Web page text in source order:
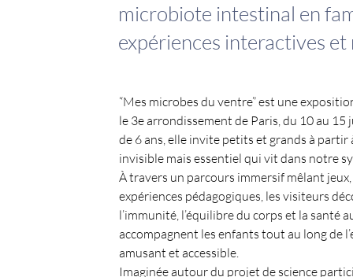
microbiote intestinal en
expériences interactives
“Mes microbes du ventre” est une
le 3e arrondissement de Paris, du 10 au
de 6 ans, elle invite petits et grands à
invisible mais essentiel qui vit dans notre
À travers un parcours immersif mêlant
expériences pédagogiques, les visiteurs
l’immunité, l’équilibre du corps et la santé
accompagnent les enfants tout au long de
amusant et accessible.
Imaginée autour du projet de science